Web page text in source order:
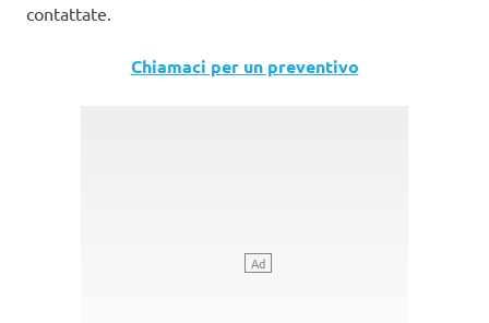
contattate.
Chiamaci per un preventivo